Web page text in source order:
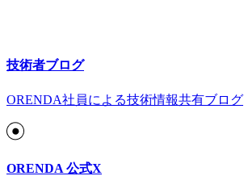
技術者ブログ
ORENDA社員による技術情報共有ブログ
ORENDA 公式X